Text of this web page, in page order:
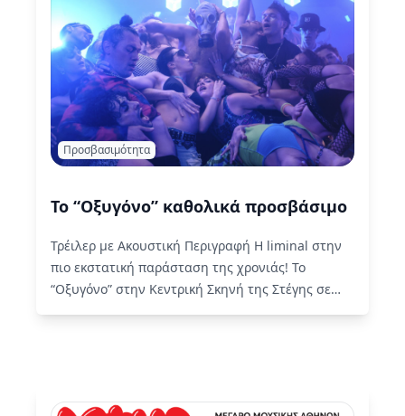
Προσβασιμότητα
Το “Οξυγόνο” καθολικά προσβάσιμο
Τρέιλερ με Ακουστική Περιγραφή Η liminal στην
πιο εκστατική παράσταση της χρονιάς! Το
“Οξυγόνο” στην Κεντρική Σκηνή της Στέγης σε
σκηνοθεσία Γιώργου Κουτλή παρουσιάζεται…